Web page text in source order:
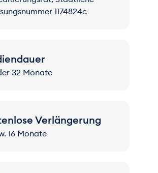
für konsekutive psychologische
Studiengänge und ist sowohl
anerkannt.
1174824c
32 Monate
Verlängerung
16 Monate